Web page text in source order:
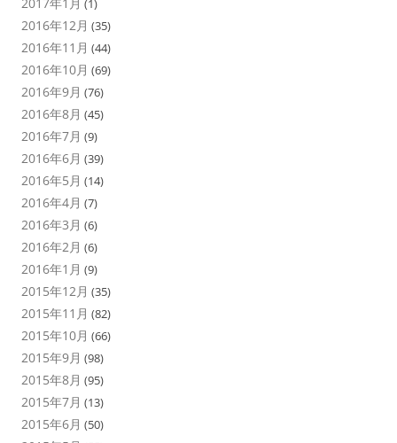
(1)
2016年12月 (35)
2016年11月 (44)
2016年10月 (69)
2016年9月 (76)
2016年8月 (45)
2016年7月 (9)
2016年6月 (39)
2016年5月 (14)
2016年4月 (7)
2016年3月 (6)
2016年2月 (6)
2016年1月 (9)
2015年12月 (35)
2015年11月 (82)
2015年10月 (66)
2015年9月 (98)
2015年8月 (95)
2015年7月 (13)
2015年6月 (50)